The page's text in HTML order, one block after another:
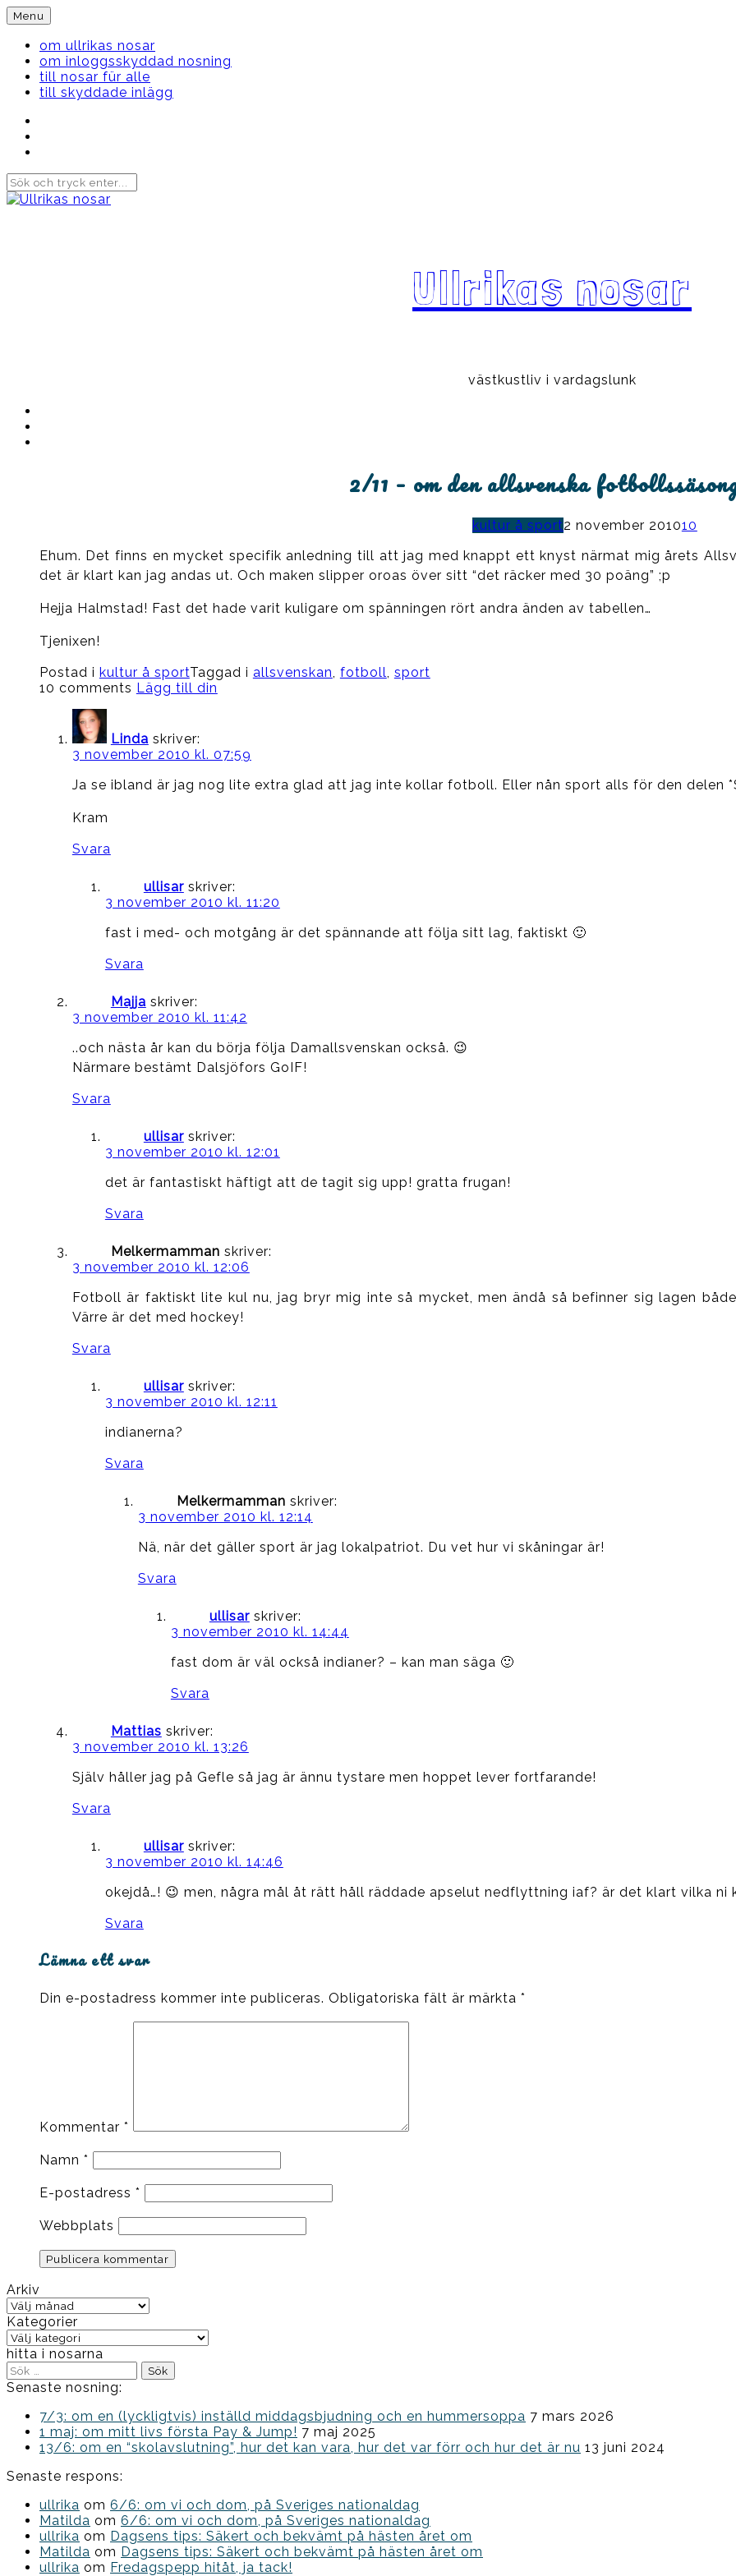
Skip
to
content
Menu
om ullrikas nosar
om inloggsskyddad nosning
till nosar für alle
till skyddade inlägg
Ullrikas nosar
västkustliv i vardagslunk
2/11 – om den allsvenska
kultur å sport2 november 201010
Ehum. Det finns en mycket specifik anledning till att jag med knappt ett knyst närmat mig årets
det är klart kan jag andas ut. Och maken slipper oroas över sitt “det räcker med 30 poäng” ;p
Hejja Halmstad! Fast det hade varit kuligare om spänningen rört andra änden av tabellen…
Tjenixen!
Postad i kultur å sportTaggad i allsvenskan, fotboll, sport
10 comments Lägg till din
Linda skriver:
3 november 2010 kl. 07:59
Ja se ibland är jag nog lite extra glad att jag inte kollar fotboll. Eller nån sport alls för den delen
Kram
Svara
ullisar skriver:
3 november 2010 kl. 11:20
fast i med- och motgång är det spännande att följa sitt lag, faktiskt 🙂
Svara
Majja skriver:
3 november 2010 kl. 11:42
..och nästa år kan du börja följa Damallsvenskan också. 😉
Närmare bestämt Dalsjöfors GoIF!
Svara
ullisar skriver:
3 november 2010 kl. 12:01
det är fantastiskt häftigt att de tagit sig upp! gratta frugan!
Svara
Melkermamman skriver:
3 november 2010 kl. 12:06
Fotboll är faktiskt lite kul nu, jag bryr mig inte så mycket, men ändå så befinner sig lagen
Värre är det med hockey!
Svara
ullisar skriver:
3 november 2010 kl. 12:11
indianerna?
Svara
Melkermamman skriver:
3 november 2010 kl. 12:14
Nä, när det gäller sport är jag lokalpatriot. Du vet hur vi skåningar är!
Svara
ullisar skriver:
3 november 2010 kl. 14:44
fast dom är väl också indianer? – kan man säga 🙂
Svara
Mattias skriver:
3 november 2010 kl. 13:26
Själv håller jag på Gefle så jag är ännu tystare men hoppet lever fortfarande!
Svara
ullisar skriver:
3 november 2010 kl. 14:46
okejdå…! 😉 men, några mål åt rätt håll räddade apselut nedflyttning iaf? är det klart vilka ni
Svara
Lämna ett svar
Din e-postadress kommer inte publiceras. Obligatoriska fält är märkta *
Kommentar *
Namn *
E-postadress *
Webbplats
Arkiv
Arkiv
Kategorier
Kategorier
hitta i nosarna
Sök
efter:
Senaste nosning:
7/3: om en (lyckligtvis) inställd middagsbjudning och en hummersoppa 7 mars 2026
1 maj: om mitt livs första Pay & Jump! 7 maj 2025
13/6: om en “skolavslutning”, hur det kan vara, hur det var förr och hur det är nu 13 juni 2024
Senaste respons:
ullrika om 6/6: om vi och dom, på Sveriges nationaldag
Matilda om 6/6: om vi och dom, på Sveriges nationaldag
ullrika om Dagsens tips: Säkert och bekvämt på hästen året om
Matilda om Dagsens tips: Säkert och bekvämt på hästen året om
ullrika om Fredagspepp hitåt, ja tack!